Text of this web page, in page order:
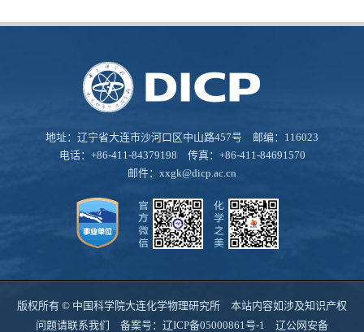
地址：辽宁省大连市沙河口区中山路457号 邮编：116023
电话：+86-411-84379198 传真：+86-411-84691570
邮件： xxgk@dicp.ac.cn
版权所有 © 中国科学院大连化学物理研究所 本站内容如涉及知识产权
问题请联系我们 备案号： 辽ICP备05000861号-1 辽公网安备